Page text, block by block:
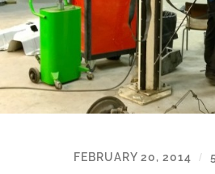
FEBRUARY 20, 2014 /